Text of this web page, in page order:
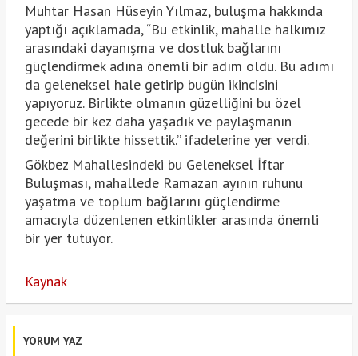
Muhtar Hasan Hüseyin Yılmaz, buluşma hakkında
yaptığı açıklamada, “Bu etkinlik, mahalle halkımız
arasındaki dayanışma ve dostluk bağlarını
güçlendirmek adına önemli bir adım oldu. Bu adımı
da geleneksel hale getirip bugün ikincisini
yapıyoruz. Birlikte olmanın güzelliğini bu özel
gecede bir kez daha yaşadık ve paylaşmanın
değerini birlikte hissettik.” ifadelerine yer verdi.
Gökbez Mahallesindeki bu Geleneksel İftar
Buluşması, mahallede Ramazan ayının ruhunu
yaşatma ve toplum bağlarını güçlendirme
amacıyla düzenlenen etkinlikler arasında önemli
bir yer tutuyor.
Kaynak
YORUM YAZ